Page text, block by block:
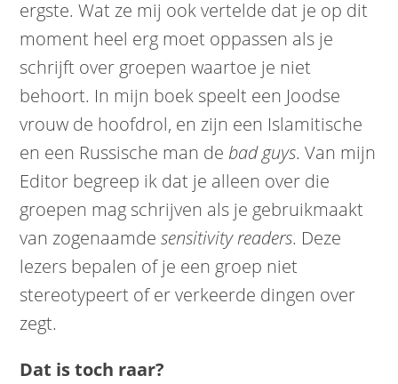
ergste. Wat ze mij ook vertelde dat je op dit
moment heel erg moet oppassen als je
schrijft over groepen waartoe je niet
behoort. In mijn boek speelt een Joodse
vrouw de hoofdrol, en zijn een Islamitische
en een Russische man de bad guys. Van mijn
Editor begreep ik dat je alleen over die
groepen mag schrijven als je gebruikmaakt
van zogenaamde sensitivity readers. Deze
lezers bepalen of je een groep niet
stereotypeert of er verkeerde dingen over
zegt.
Dat is toch raar?